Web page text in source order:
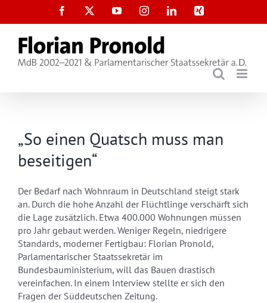
Facebook YouTubeInstagramLinkedInXing
„So einen Quatsch muss man
beseitigen“
Der Bedarf nach Wohnraum in Deutschland steigt stark
an. Durch die hohe Anzahl der Flüchtlinge verschärft sich
die Lage zusätzlich. Etwa 400.000 Wohnungen müssen
pro Jahr gebaut werden. Weniger Regeln, niedrigere
Standards, moderner Fertigbau: Florian Pronold,
Parlamentarischer Staatssekretär im
Bundesbauministerium, will das Bauen drastisch
vereinfachen. In einem Interview stellte er sich den
Fragen der Süddeutschen Zeitung.